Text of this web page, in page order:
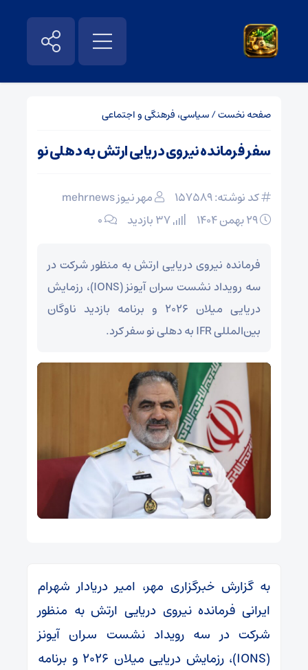
صفحه نخست/سیاسی، فرهنگی و اجتماعی
سفر فرمانده نیروی دریایی ارتش به دهلی نو
کد نوشته: 157589
مهر نیوز mehrnews
۰
فرمانده نیروی دریایی ارتش به منظور شرکت در
سه رویداد نشست سران آیونز (IONS)، رزمایش
دریایی میلان ۲۰۲۶ و برنامه بازدید ناوگان
بین‌المللی IFR به دهلی نو سفر کرد.
به گزارش خبرگزاری مهر، امیر دریادار شهرام
ایرانی فرمانده نیروی دریایی ارتش به منظور
شرکت در سه رویداد نشست سران آیونز
(IONS)، رزمایش دریایی میلان ۲۰۲۶ و برنامه